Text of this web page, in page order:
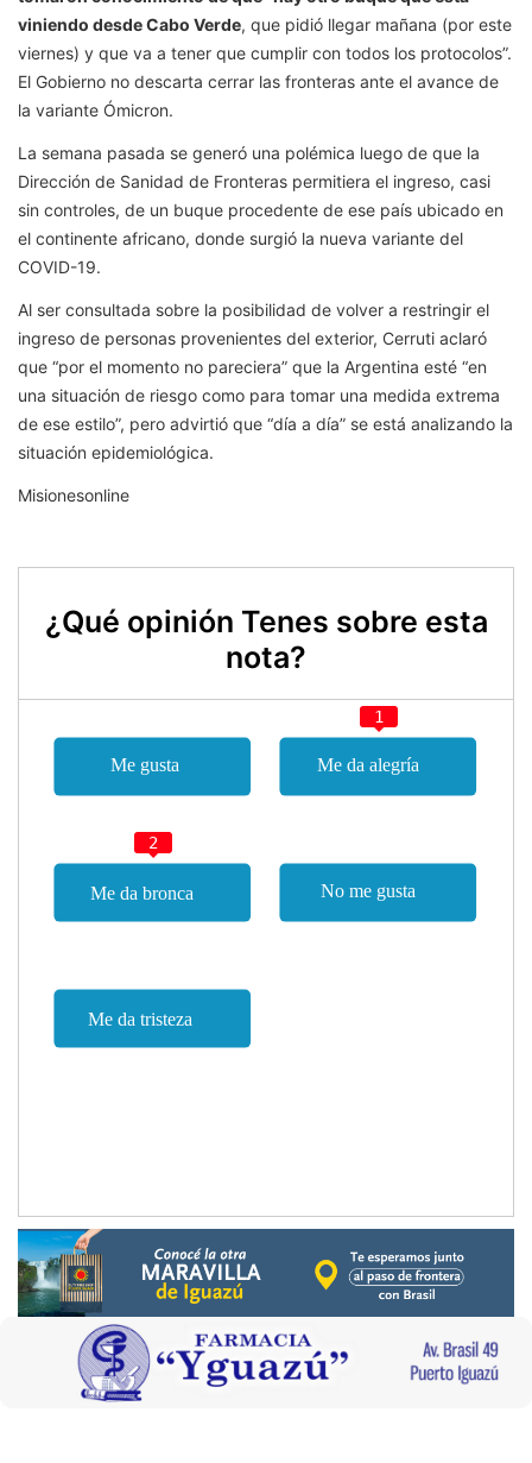
viniendo desde Cabo Verde, que pidió llegar mañana (por este
viernes) y que va a tener que cumplir con todos los protocolos”.
El Gobierno no descarta cerrar las fronteras ante el avance de
la variante Ómicron.
La semana pasada se generó una polémica luego de que la
Dirección de Sanidad de Fronteras permitiera el ingreso, casi
sin controles, de un buque procedente de ese país ubicado en
el continente africano, donde surgió la nueva variante del
COVID-19.
Al ser consultada sobre la posibilidad de volver a restringir el
ingreso de personas provenientes del exterior, Cerruti aclaró
que “por el momento no pareciera” que la Argentina esté “en
una situación de riesgo como para tomar una medida extrema
de ese estilo”, pero advirtió que “día a día” se está analizando la
situación epidemiológica.
Misionesonline
¿Qué opinión Tenes sobre esta
nota?
1
2